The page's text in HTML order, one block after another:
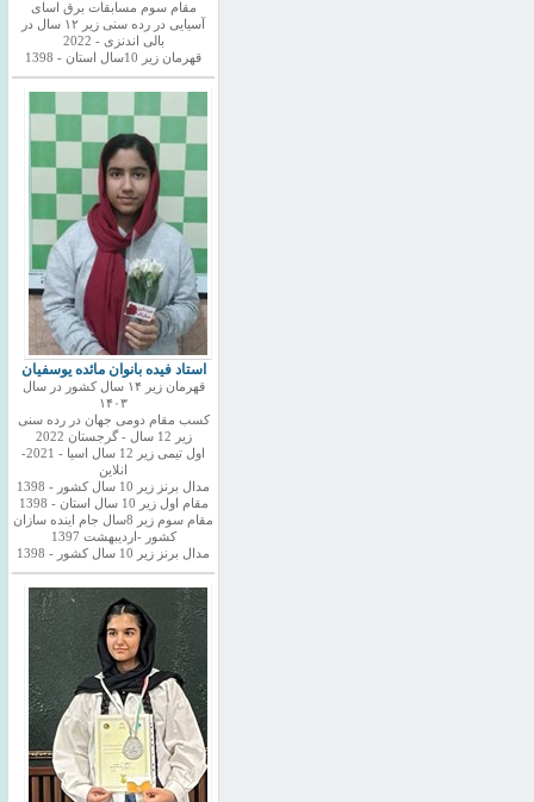
مقام سوم مسابقات برق اسای
آسیایی در رده سنی زیر ۱۲ سال در
بالی اندنزی - 2022
قهرمان زیر 10سال استان - 1398
استاد فیده بانوان مائده یوسفیان
قهرمان زیر ۱۴ سال کشور در سال
۱۴۰۳
کسب مقام دومی جهان در رده سنی
زیر 12 سال - گرجستان 2022
اول تیمی زیر 12 سال اسیا - 2021-
انلاین
مدال برنز زیر 10 سال کشور - 1398
مقام اول زیر 10 سال استان - 1398
مقام سوم زیر 8سال جام اینده سازان
کشور -اردیبهشت 1397
مدال برنز زیر 10 سال کشور - 1398